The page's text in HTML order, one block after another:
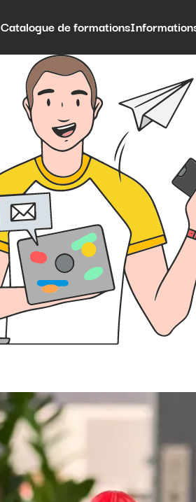
Catalogue de formations